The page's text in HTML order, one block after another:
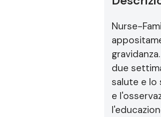
Nurse-
due
salute e lo
e